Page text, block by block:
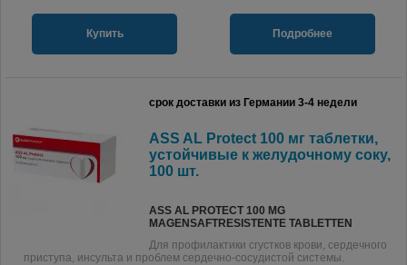
Купить Подробнее
срок доставки из Германии 3-4 недели
ASS AL Protect 100 мг таблетки,
устойчивые к желудочному соку,
100 шт.
ASS AL PROTECT 100 MG
MAGENSAFTRESISTENTE TABLETTEN
Для профилактики сгустков крови, сердечного
приступа, инсульта и проблем сердечно-сосудистой системы.